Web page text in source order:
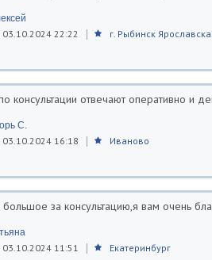
03.10.2024 22:22 г. Рыбинск
консультации отвечают оперативно и
С.
03.10.2024 16:18 Иваново
за консультацию,я вам очень
03.10.2024 11:51 Екатеринбург